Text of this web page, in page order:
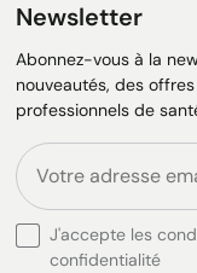
Newsletter
Abonnez-vous à la
nouveautés, des
professionnels de
J'accepte les
confidentialité